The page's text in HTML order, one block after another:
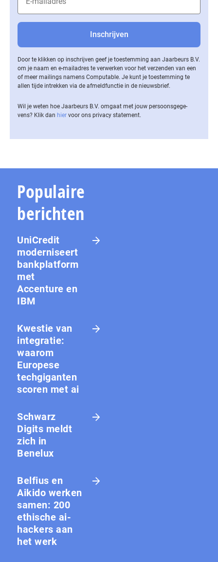
Door te klikken op inschrijven geef je toestemming aan Jaarbeurs B.V.
om je naam en e-mailadres te verwerken voor het verzenden van een
of meer mailings namens Computable. Je kunt je toestemming te
allen tijde intrekken via de af­meld­func­tie in de nieuwsbrief.
Wil je weten hoe Jaarbeurs B.V. omgaat met jouw per­soons­ge­ge­
vens? Klik dan hier voor ons privacy statement.
Populaire
berichten
UniCredit
moderniseert
bankplatform
met
Accenture en
IBM
Kwestie van
integratie:
waarom
Europese
techgiganten
scoren met ai
Schwarz
Digits meldt
zich in
Benelux
Belfius en
Aikido werken
samen: 200
ethische ai-
hackers aan
het werk